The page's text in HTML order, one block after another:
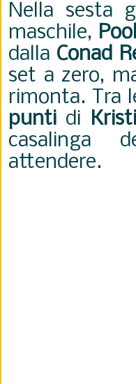
Nella sesta
maschile,
dalla Conad
set a zero,
rimonta. Tra
punti di
casalinga
attendere.